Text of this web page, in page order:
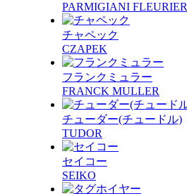
PARMIGIANI FLEURIER
チャペック
CZAPEK
フランクミュラー
FRANCK MULLER
チューダー(チュードル)
TUDOR
セイコー
SEIKO